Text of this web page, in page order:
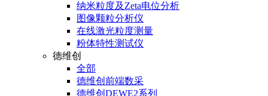
纳米粒度及Zeta电位分析
图像颗粒分析仪
在线激光粒度测量
粉体特性测试仪
德维创
全部
德维创前端数采
德维创DEWE2系列